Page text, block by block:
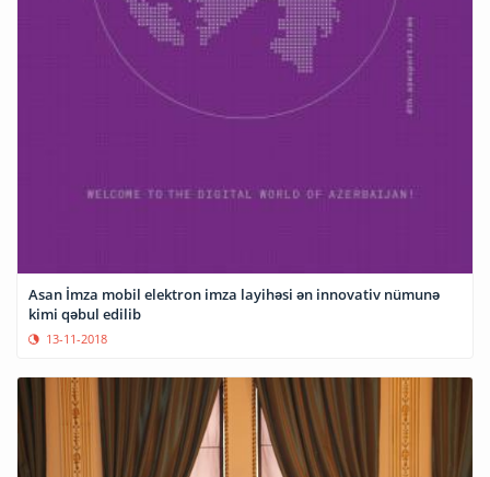
Asan İmza mobil elektron imza layihəsi ən innovativ nümunə
kimi qəbul edilib
13-11-2018